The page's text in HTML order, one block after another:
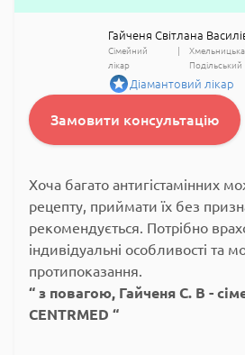
Гайченя Світлана
Сімейний
лікар
Хмельницька
Подільський
Діамантовий лікар
Замовити консультацію
Хоча багато антигістамінних
рецепту, приймати їх без
рекомендується. Потрібно
індивідуальні особливості та
протипоказання.
з повагою, Гайченя С. В -
CENTRMED